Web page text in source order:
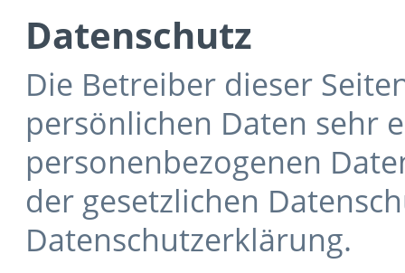
Datenschutz
Die Betreiber dieser
persönlichen Daten sehr
personenbezogenen
der gesetzlichen
Datenschutzerklärung.